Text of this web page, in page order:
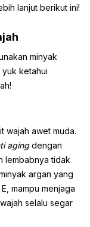
lanjut berikut ini!
minyak
ketahui
wajah awet muda.
agingdengan
lembabnya tidak
argan yang
mampu menjaga
selalu segar